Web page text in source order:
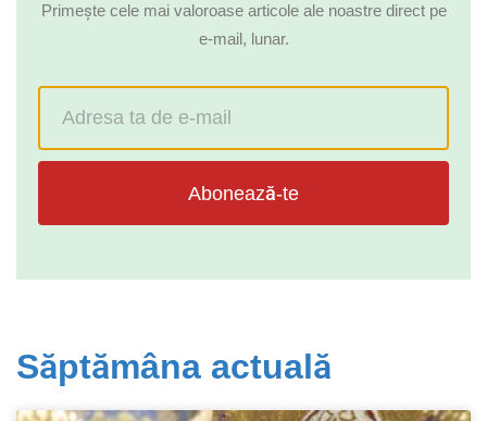
Primește cele mai valoroase articole ale noastre direct pe
e-mail, lunar.
Abonează-te
Săptămâna actuală